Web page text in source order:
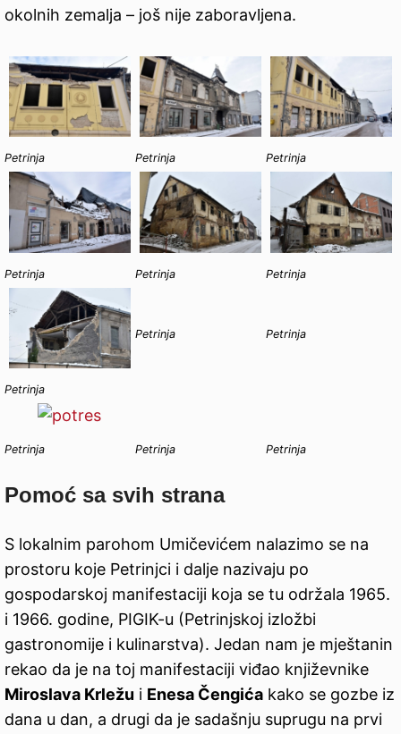
okolnih zemalja – još nije zaboravljena.
Petrinja Petrinja Petrinja
Petrinja Petrinja Petrinja
Petrinja
Petrinja Petrinja
Petrinja Petrinja Petrinja
Pomoć sa svih strana
S lokalnim parohom Umičevićem nalazimo se na
prostoru koje Petrinjci i dalje nazivaju po
gospodarskoj manifestaciji koja se tu održala 1965.
i 1966. godine, PIGIK-u (Petrinjskoj izložbi
gastronomije i kulinarstva). Jedan nam je mještanin
rekao da je na toj manifestaciji viđao književnike
Miroslava Krležu i Enesa Čengića kako se gozbe iz
dana u dan, a drugi da je sadašnju suprugu na prvi